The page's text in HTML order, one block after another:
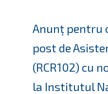
Anunț pentru
post de
(RCR102) cu
la Institutul